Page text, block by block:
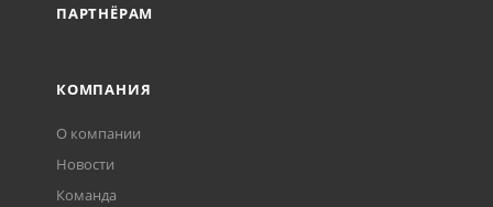
ПАРТНЁРАМ
КОМПАНИЯ
О компании
Новости
Команда